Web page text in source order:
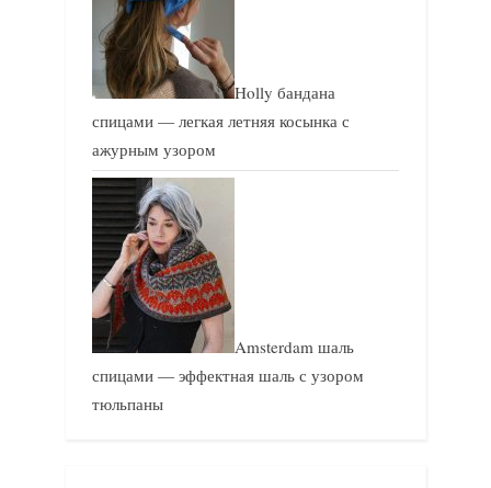
Holly бандана
спицами — легкая летняя косынка с
ажурным узором
Amsterdam шаль
спицами — эффектная шаль с узором
тюльпаны